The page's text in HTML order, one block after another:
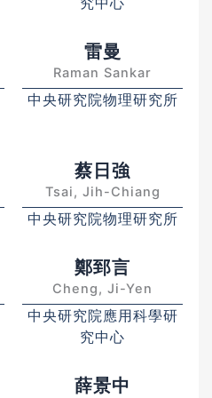
雷曼
Raman Sankar
中央研究院物理研究所
蔡日強
Tsai, Jih-Chiang
中央研究院物理研究所
鄭郅言
Cheng, Ji-Yen
中央研究院應用科學研
究中心
薛景中